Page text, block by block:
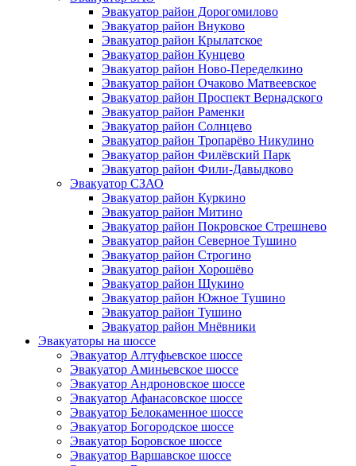
Эвакуатор район Дорогомилово
Эвакуатор район Внуково
Эвакуатор район Крылатское
Эвакуатор район Кунцево
Эвакуатор район Ново-Переделкино
Эвакуатор район Очаково Матвеевское
Эвакуатор район Проспект Вернадского
Эвакуатор район Раменки
Эвакуатор район Солнцево
Эвакуатор район Тропарёво Никулино
Эвакуатор район Филёвский Парк
Эвакуатор район Фили-Давыдково
Эвакуатор СЗАО
Эвакуатор район Куркино
Эвакуатор район Митино
Эвакуатор район Покровское Стрешнево
Эвакуатор район Северное Тушино
Эвакуатор район Строгино
Эвакуатор район Хорошёво
Эвакуатор район Щукино
Эвакуатор район Южное Тушино
Эвакуатор район Тушино
Эвакуатор район Мнёвники
Эвакуаторы на шоссе
Эвакуатор Алтуфьевское шоссе
Эвакуатор Аминьевское шоссе
Эвакуатор Андроновское шоссе
Эвакуатор Афанасовское шоссе
Эвакуатор Белокаменное шоссе
Эвакуатор Богородское шоссе
Эвакуатор Боровское шоссе
Эвакуатор Варшавское шоссе